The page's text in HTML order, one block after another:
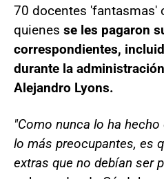
70 docentes 'fantasmas'
quienes se les pagaron
correspondientes,
durante la
Alejandro Lyons.
"Como nunca lo ha
lo más preocupantes, es
extras que no debían ser